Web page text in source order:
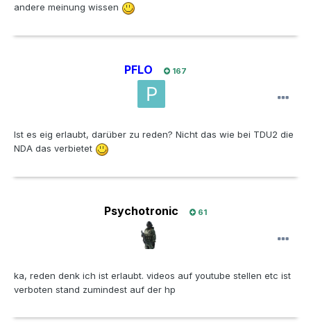
andere meinung wissen
PFLO 167
Ist es eig erlaubt, darüber zu reden? Nicht das wie bei TDU2 die
NDA das verbietet
Psychotronic 61
ka, reden denk ich ist erlaubt. videos auf youtube stellen etc ist
verboten stand zumindest auf der hp